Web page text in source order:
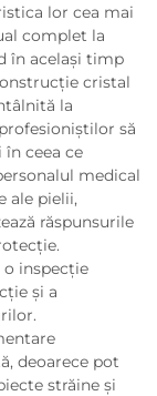
lor cea mai
complet la
în același timp
cristal
la
să
ceea ce
medical
ale pielii,
răspunsurile
inspecție
și a
deoarece pot
străine și